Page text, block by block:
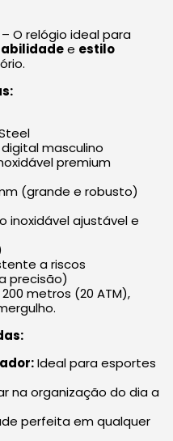
– O relógio ideal para
e estilo
masculino
premium
(grande e robusto)
inoxidável ajustável e
a riscos
precisão)
metros (20 ATM),
Ideal para esportes
na organização do dia a
perfeita em qualquer